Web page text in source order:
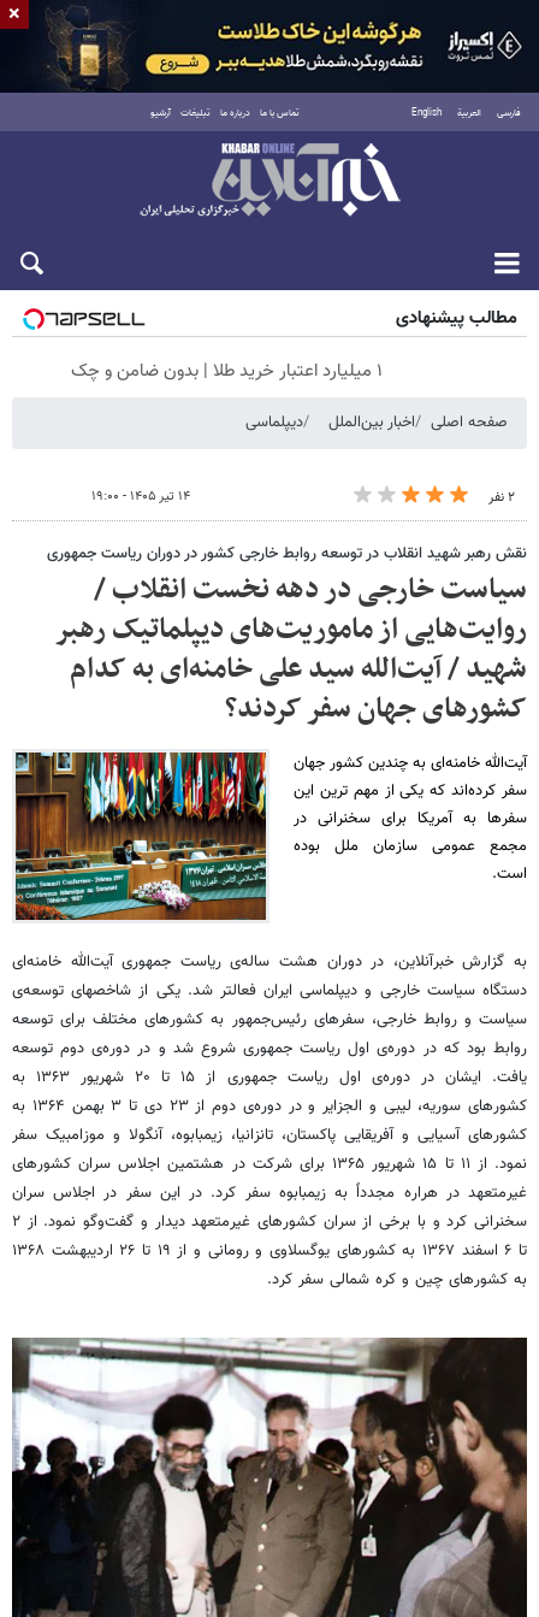
فارسی العربية English تماس با ما درباره ما تبلیغات آرشیو
جمعه ۱۶ مرداد ۱۴۰۵
مطالب پیشنهادی
۱ میلیارد اعتبار خرید طلا | بدون ضامن و چک
صفحه اصلی اخبار بین‌الملل دیپلماسی
۲ نفر ۱۴ تیر ۱۴۰۵ - ۱۹:۰۰
نقش رهبر شهید انقلاب در توسعه روابط خارجی کشور در دوران ریاست جمهوری
سیاست خارجی در دهه نخست انقلاب /
روایت‌هایی از ماموریت‌های دیپلماتیک رهبر
شهید / آیت‌الله سید علی خامنه‌ای به کدام
کشورهای جهان سفر کردند؟
آیت‌الله خامنه‌ای به چندین کشور جهان
سفر کرده‌اند که یکی از مهم ترین این
سفرها به آمریکا برای سخنرانی در
مجمع عمومی سازمان ملل بوده
است.
به گزارش خبرآنلاین، در دوران هشت ساله‌ی ریاست جمهوری آیت‌الله خامنه‌ای
دستگاه سیاست خارجی و دیپلماسی ایران فعالتر شد. یکی از شاخصهای توسعه‌ی
سیاست و روابط خارجی، سفرهای رئیس‌جمهور به کشورهای مختلف برای توسعه
روابط بود که در دوره‌ی اول ریاست جمهوری شروع شد و در دوره‌ی دوم توسعه
یافت. ایشان در دوره‌ی اول ریاست‌ جمهوری از ۱۵ تا ۲۰ شهریور ۱۳۶۳ به
کشورهای سوریه، لیبی و الجزایر و در دوره‌ی دوم از ۲۳ دی تا ۳ بهمن ۱۳۶۴ به
کشورهای آسیایی و آفریقایی پاکستان، تانزانیا، زیمبابوه، آنگولا و موزامبیک سفر
نمود. از ۱۱ تا ۱۵ شهریور ۱۳۶۵ برای شرکت در هشتمین اجلاس سران کشورهای
غیرمتعهد در هراره مجدداً به زیمبابوه سفر کرد. در این سفر در اجلاس سران
سخنرانی کرد و با برخی از سران کشورهای غیرمتعهد دیدار و گفت‌وگو نمود. از ۲
تا ۶ اسفند ۱۳۶۷ به کشورهای یوگسلاوی و رومانی و از ۱۹ تا ۲۶ اردیبهشت ۱۳۶۸
به کشورهای چین و کره ‌شمالی سفر کرد.
×